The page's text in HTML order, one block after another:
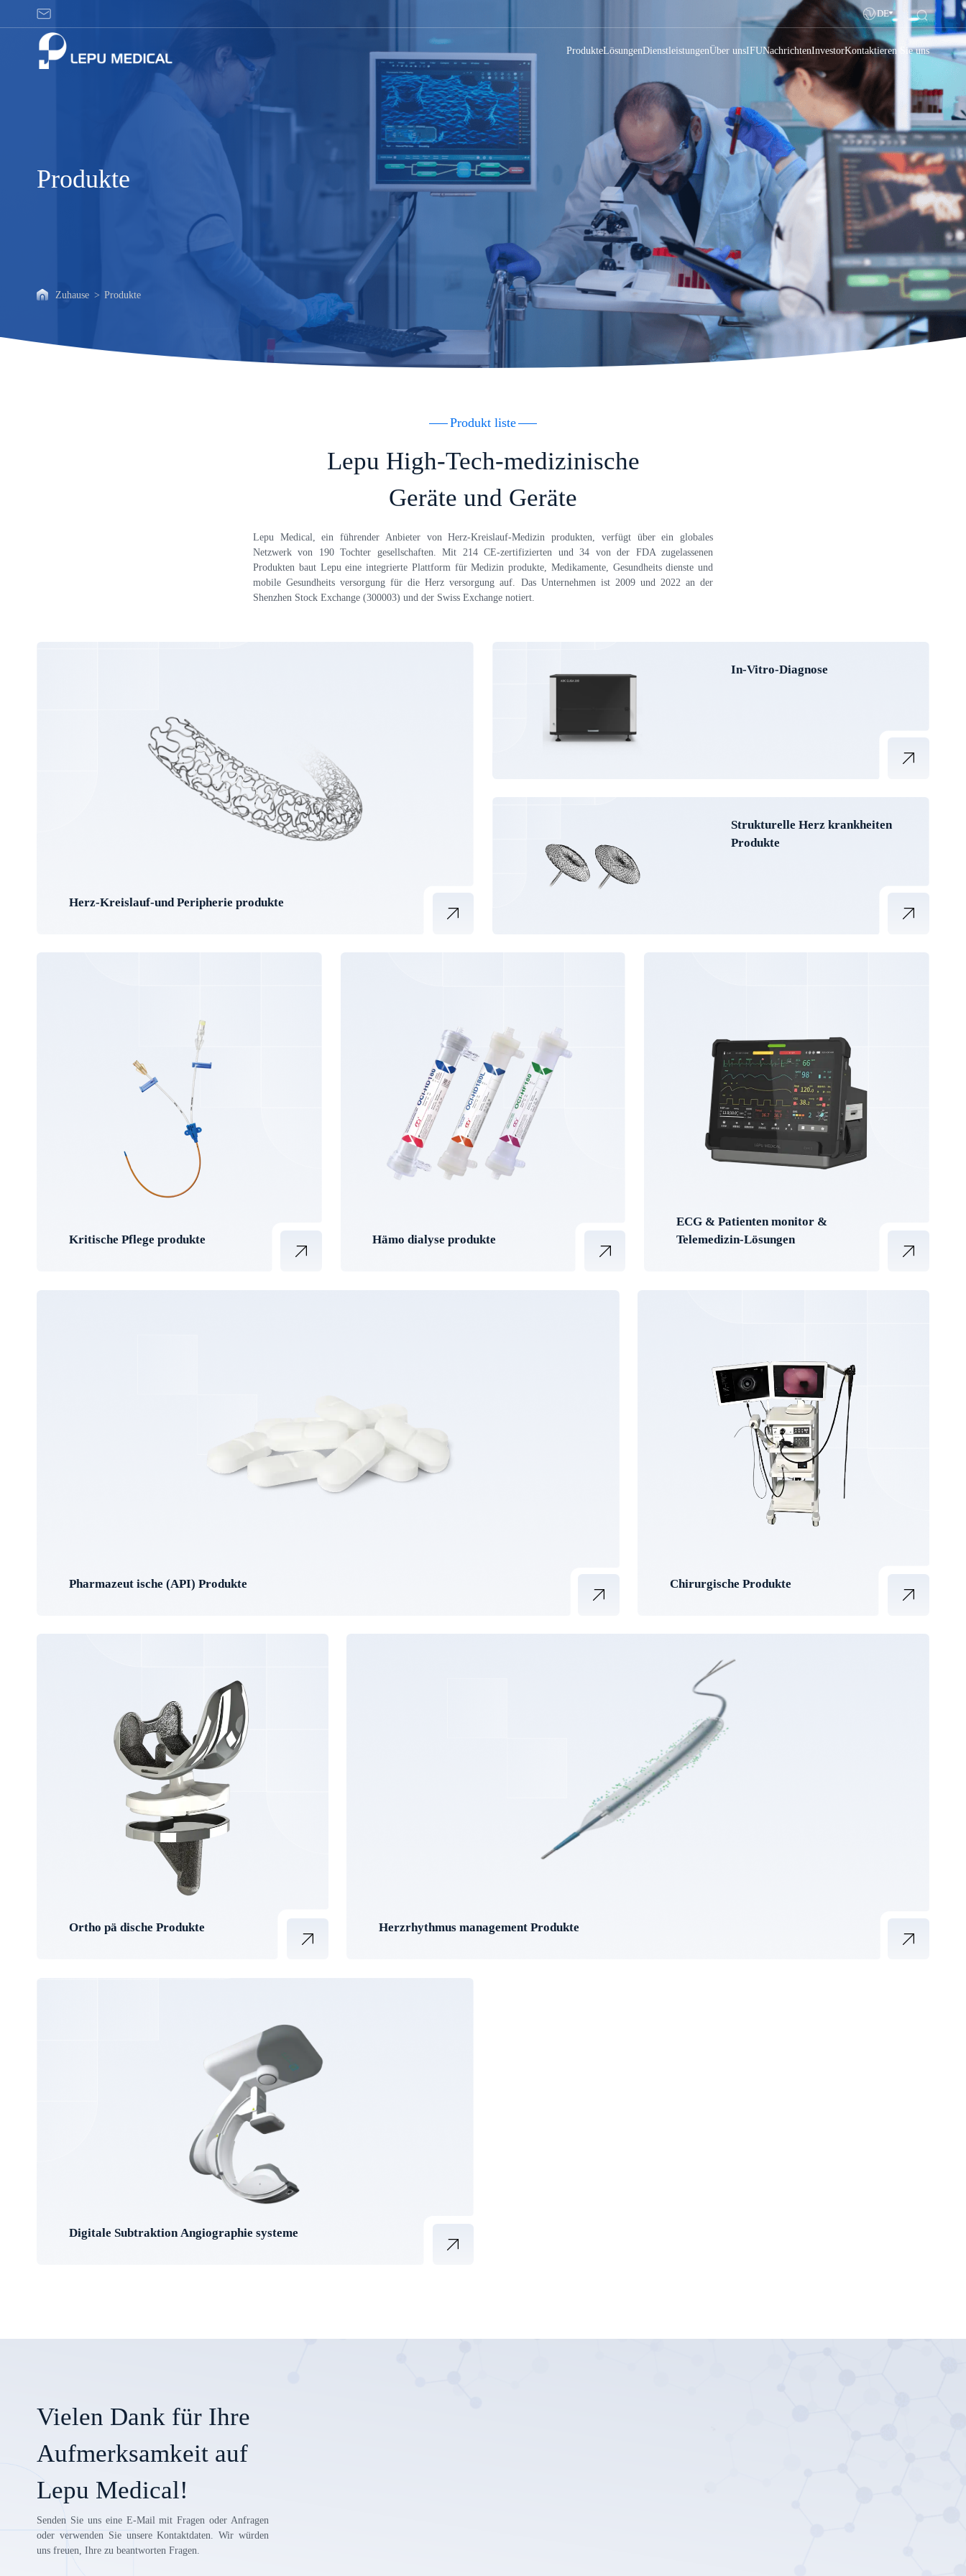
Produkte DE
ProdukteLösungenDienstleistungenÜber unsIFUNachrichtenInvestorKontaktieren Sie uns
Produkte
Zuhause > Produkte
Produkt liste
Lepu High-Tech-medizinische
Geräte und Geräte
Lepu Medical, ein führender Anbieter von Herz-Kreislauf-Medizin produkten, verfügt über ein globales
Netzwerk von 190 Tochter gesellschaften. Mit 214 CE-zertifizierten und 34 von der FDA zugelassenen
Produkten baut Lepu eine integrierte Plattform für Medizin produkte, Medikamente, Gesundheits dienste und
mobile Gesundheits versorgung für die Herz versorgung auf. Das Unternehmen ist 2009 und 2022 an der
Shenzhen Stock Exchange (300003) und der Swiss Exchange notiert.
Herz-Kreislauf-und Peripherie produkte
In-Vitro-Diagnose
Strukturelle Herz krankheiten
Produkte
Kritische Pflege produkte Hämo dialyse produkte
ECG & Patienten monitor &
Telemedizin-Lösungen
Pharmazeut ische (API) Produkte Chirurgische Produkte
Ortho pä dische Produkte Herzrhythmus management Produkte
Digitale Subtraktion Angiographie systeme
Vielen Dank für Ihre
Aufmerksamkeit auf
Lepu Medical!
Senden Sie uns eine E-Mail mit Fragen oder Anfragen
oder verwenden Sie unsere Kontaktdaten. Wir würden
uns freuen, Ihre zu beantworten Fragen.